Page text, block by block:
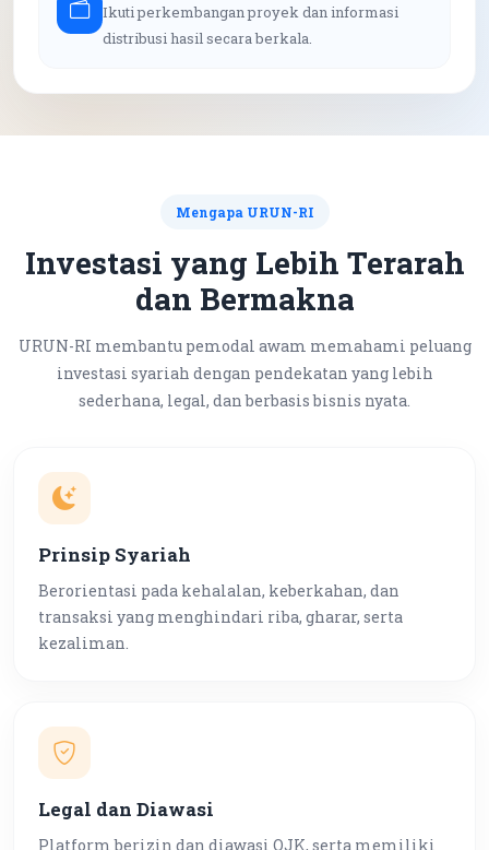
Ikuti perkembangan proyek dan informasi
distribusi hasil secara berkala.
Mengapa URUN-RI
Investasi yang Lebih Terarah
dan Bermakna
URUN-RI membantu pemodal awam memahami peluang
investasi syariah dengan pendekatan yang lebih
sederhana, legal, dan berbasis bisnis nyata.
Prinsip Syariah
Berorientasi pada kehalalan, keberkahan, dan
transaksi yang menghindari riba, gharar, serta
kezaliman.
Legal dan Diawasi
Platform berizin dan diawasi OJK, serta memiliki